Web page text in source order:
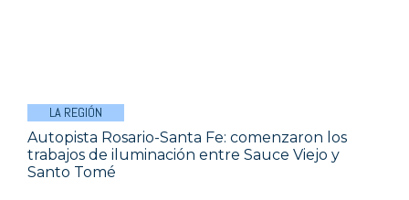
LA REGIÓN
Autopista Rosario-Santa Fe: comenzaron los
trabajos de iluminación entre Sauce Viejo y
Santo Tomé